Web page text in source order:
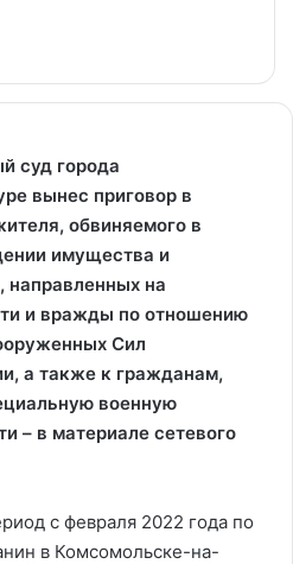
суд города
вынес приговор в
обвиняемого в
имущества и
направленных на
и вражды по отношению
Сил
а также к гражданам,
военную
– в материале сетевого
с февраля 2022 года по
в Комсомольске-на-